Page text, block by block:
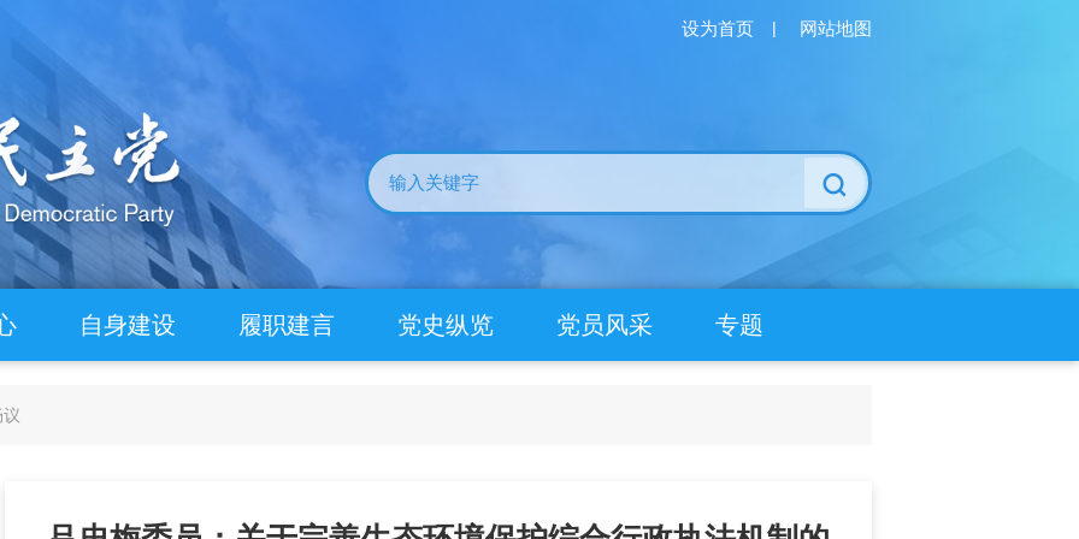
设为首页 | 网站地图
自身建设 履职建言 党史纵览 党员风采 专题